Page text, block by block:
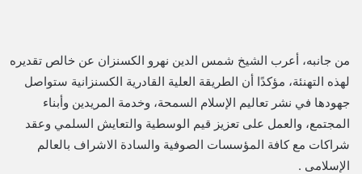
من جانبه، أعرب الشيخ شمس الدين نهرو الكسنزان عن خالص تقديره
لهذه التهنئة، مؤكدًا أن الطريقة العلية القادرية الكسنزانية ستواصل
جهودها في نشر تعاليم الإسلام السمحة، وخدمة المريدين وأبناء
المجتمع، والعمل على تعزيز قيم الوسطية والتعايش السلمي وعقد
شراكات مع كافة المؤسسات الصوفية والسادة الاشراف بالعالم
الإسلامى .